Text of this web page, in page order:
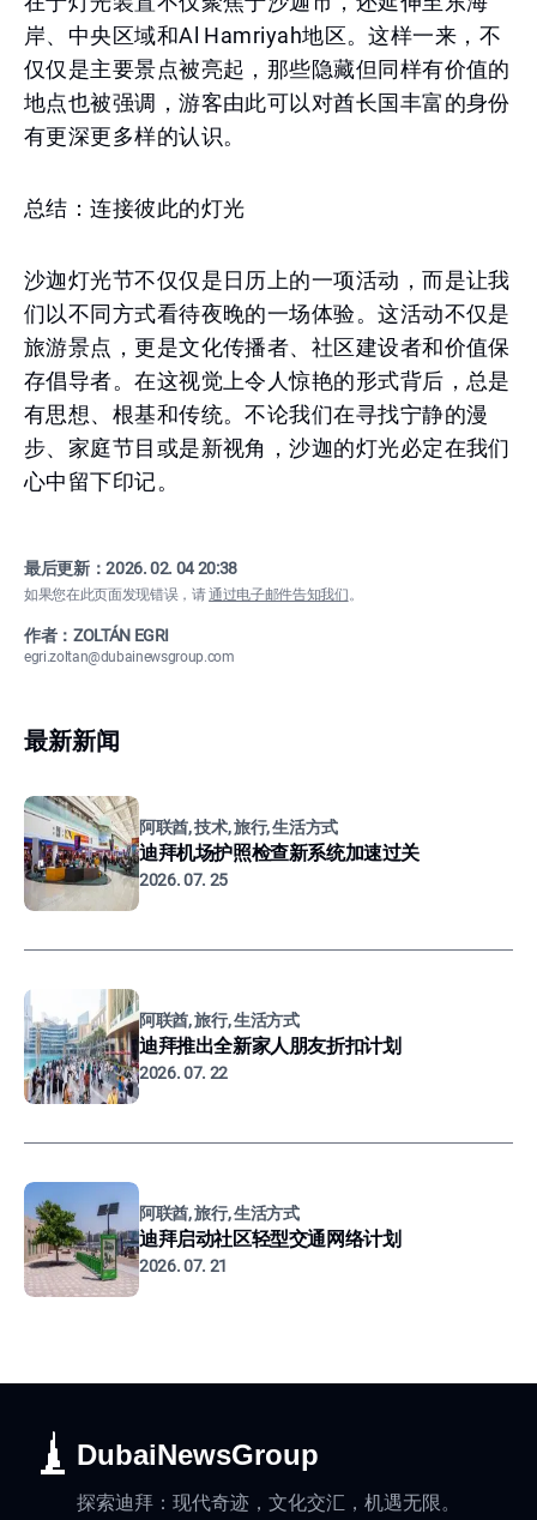
岸、中央区域和Al Hamriyah地区。这样一来，不
仅仅是主要景点被亮起，那些隐藏但同样有价值的
地点也被强调，游客由此可以对酋长国丰富的身份
有更深更多样的认识。
总结：连接彼此的灯光
沙迦灯光节不仅仅是日历上的一项活动，而是让我
们以不同方式看待夜晚的一场体验。这活动不仅是
旅游景点，更是文化传播者、社区建设者和价值保
存倡导者。在这视觉上令人惊艳的形式背后，总是
有思想、根基和传统。不论我们在寻找宁静的漫
步、家庭节目或是新视角，沙迦的灯光必定在我们
心中留下印记。
最后更新：2026. 02. 04 20:38
如果您在此页面发现错误，请通过电子邮件告知我们。
作者：ZOLTÁN EGRI
egri.zoltan@dubainewsgroup.com
最新新闻
阿联酋, 技术, 旅行, 生活方式
迪拜机场护照检查新系统加速过关
2026. 07. 25
阿联酋, 旅行, 生活方式
迪拜推出全新家人朋友折扣计划
2026. 07. 22
阿联酋, 旅行, 生活方式
迪拜启动社区轻型交通网络计划
2026. 07. 21
DubaiNewsGroup
探索迪拜：现代奇迹，文化交汇，机遇无限。